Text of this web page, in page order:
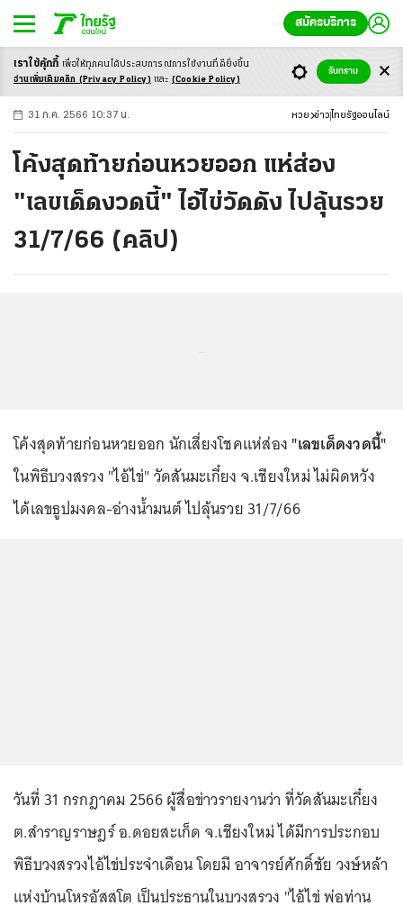
สมัครบริการ
-ก ก ก+
31 ก.ค. 2566 10:37 น. หวย ข่าว ไทยรัฐออนไลน์
โค้งสุดท้ายก่อนหวยออก แห่ส่อง
"เลขเด็ดงวดนี้" ไอ้ไข่วัดดัง ไปลุ้นรวย
31/7/66 (คลิป)
โค้งสุดท้ายก่อนหวยออก นักเสี่ยงโชคแห่ส่อง "เลขเด็ดงวดนี้"
ในพิธีบวงสรวง "ไอ้ไข่" วัดสันมะเกี๋ยง จ.เชียงใหม่ ไม่ผิดหวัง
ได้เลขธูปมงคล-อ่างน้ำมนต์ ไปลุ้นรวย 31/7/66
วันที่ 31 กรกฎาคม 2566 ผู้สื่อข่าวรายงานว่า ที่วัดสันมะเกี๋ยง
ต.สำราญราษฎร์ อ.ดอยสะเก็ด จ.เชียงใหม่ ได้มีการประกอบ
พิธีบวงสรวงไอ้ไข่ประจำเดือน โดยมี อาจารย์ศักดิ์ชัย วงษ์หล้า
แห่งบ้านโหรอัสสโต เป็นประธานในบวงสรวง "ไอ้ไข่ พ่อท่าน
เราใช้คุ้กกี้ เพื่อให้ทุกคนได้ประสบการณ์การใช้งานที่ดียิ่งขึ้น
อ่านเพิ่มเติมคลิก (Privacy Policy) และ (Cookie Policy)
รับทราบ